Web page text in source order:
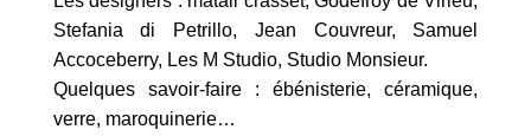
Stefania di Petrillo, Jean Couvreur, Samuel
Accoceberry, Les M Studio, Studio Monsieur.
Quelques savoir-faire : ébénisterie, céramique,
verre, maroquinerie…